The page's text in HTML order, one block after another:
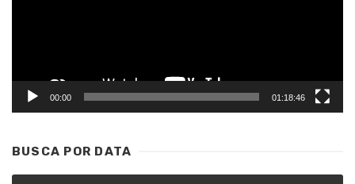
00:00 01:18:46
BUSCA POR DATA